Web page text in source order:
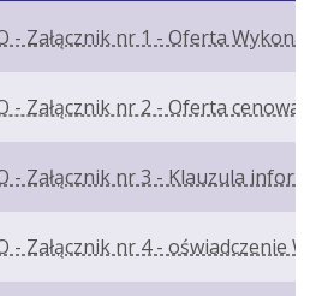
- Załącznik nr 1 - Oferta
- Załącznik nr 2 - Oferta cenowa
- Załącznik nr 3 - Klauzula
- Załącznik nr 4 - oświadczenie